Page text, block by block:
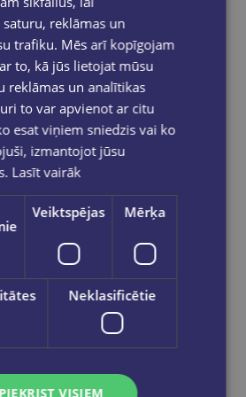
pasūtījumi tiekapstrādāti un
dienu laikā.
piegādeuz OMNIVA
Latvijā
pasūtījumiem no €40.00.
jebkurā GLOBUSS
5 darba dienu laikā, kad
gatavs saņemšanai, saņemsi
SMS.
tīklos:
reklāmas un
trafiku. Mēs arī kopīgojam
to, kā jūs lietojat mūsu
reklāmas un analītikas
to var apvienot ar citu
esat viņiem sniedzis vai ko
izmantojot jūsu
Lasīt vairāk
Veiktspējas Mērķa
Neklasificētie
PIEKRIST VISIEM